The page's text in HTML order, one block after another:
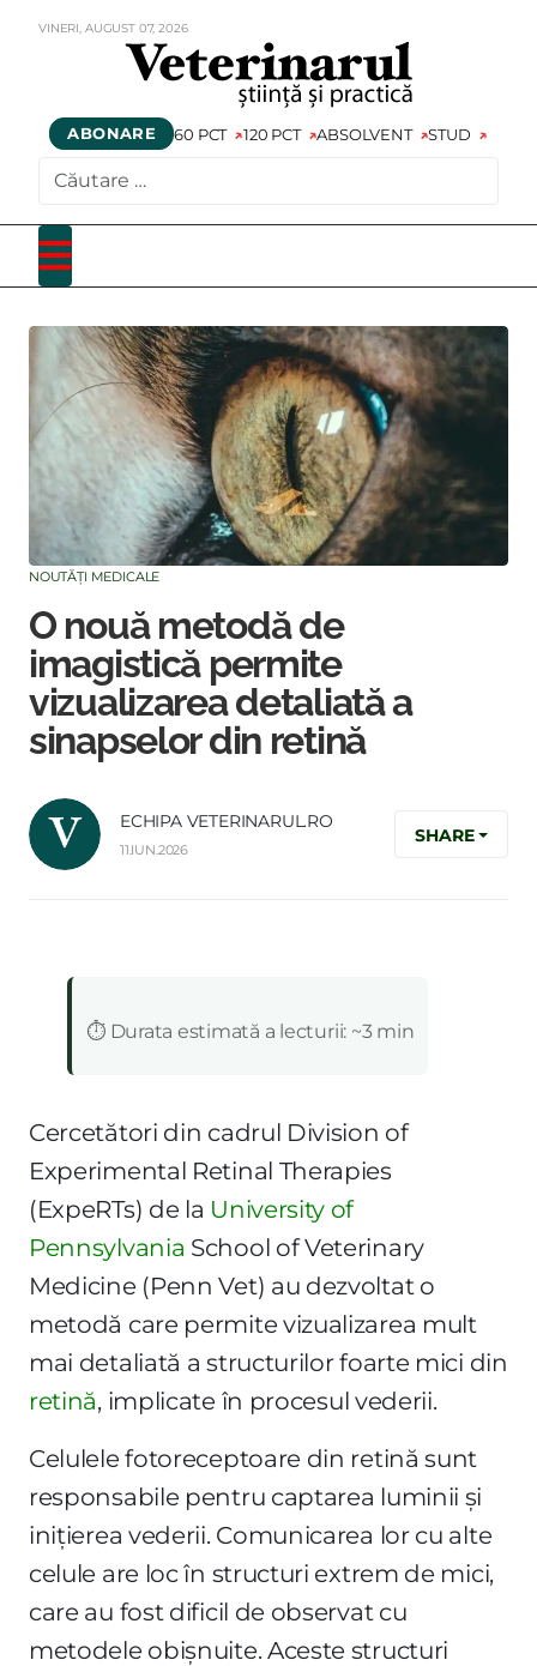
VINERI, AUGUST 07,2026
ABONARE 60 PCT 120 PCT ABSOLVENT STUD
NOUTĂȚI MEDICALE
O nouă metodă de
imagistică permite
vizualizarea detaliată a
sinapselor din retină
ECHIPA VETERINARUL.RO
11.IUN.2026
SHARE
⏱️ Durata estimată a lecturii: ~3 min
Cercetători din cadrul Division of
Experimental Retinal Therapies
(ExpeRTs) de la University of
Pennsylvania School of Veterinary
Medicine (Penn Vet) au dezvoltat o
metodă care permite vizualizarea mult
mai detaliată a structurilor foarte mici din
retină, implicate în procesul vederii.
Celulele fotoreceptoare din retină sunt
responsabile pentru captarea luminii și
inițierea vederii. Comunicarea lor cu alte
celule are loc în structuri extrem de mici,
care au fost dificil de observat cu
metodele obișnuite. Aceste structuri